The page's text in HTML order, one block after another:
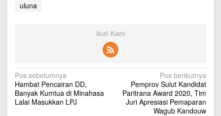
u
a
uluna
Ikuti Kami
N
a
v
Pos sebelumnya
Hambat Pencairan DD,
Banyak Kumtua di Minahasa
Lalai Masukkan LPJ
Pos berikutnya
Pemprov Sulut Kandidat
Paritrana Award 2020, Tim
Juri Apresiasi Pemaparan
Wagub Kandouw